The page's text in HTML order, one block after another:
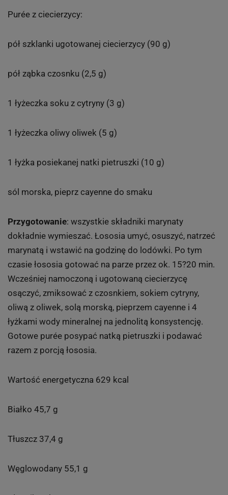
Purée z ciecierzycy:
pół szklanki ugotowanej ciecierzycy (90 g)
pół ząbka czosnku (2,5 g)
1 łyżeczka soku z cytryny (3 g)
1 łyżeczka oliwy oliwek (5 g)
1 łyżka posiekanej natki pietruszki (10 g)
sól morska, pieprz cayenne do smaku
Przygotowanie: wszystkie składniki marynaty
dokładnie wymieszać. Łososia umyć, osuszyć, natrzeć
marynatą i wstawić na godzinę do lodówki. Po tym
czasie łososia gotować na parze przez ok. 15?20 min.
Wcześniej namoczoną i ugotowaną ciecierzycę
osączyć, zmiksować z czosnkiem, sokiem cytryny,
oliwą z oliwek, solą morską, pieprzem cayenne i 4
łyżkami wody mineralnej na jednolitą konsystencję.
Gotowe purée posypać natką pietruszki i podawać
razem z porcją łososia.
Wartość energetyczna 629 kcal
Białko 45,7 g
Tłuszcz 37,4 g
Węglowodany 55,1 g